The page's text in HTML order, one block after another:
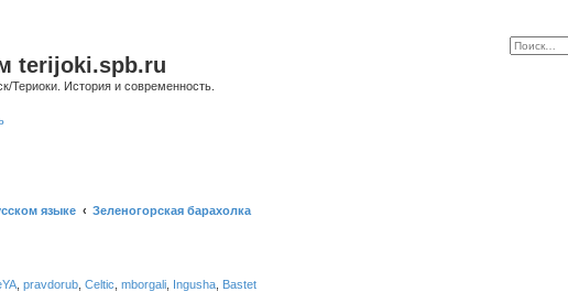
terijoki.spb.ru
Териоки. История и современность.
языке Зеленогорская барахолка
pravdorub Celtic mborgali Ingusha Bastet